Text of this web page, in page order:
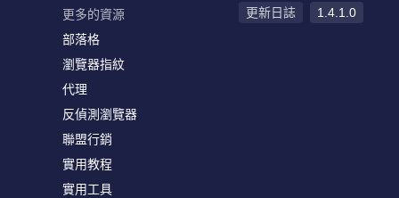
更多的資源
部落格
瀏覽器指紋
代理
反偵測瀏覽器
聯盟行銷
實用教程
實用工具
更新日誌 1.4.1.0